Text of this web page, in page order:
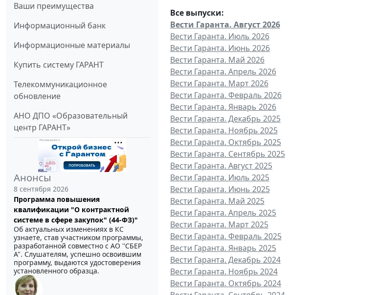
Ваши преимущества
Информационный банк
Информационные материалы
Купить систему ГАРАНТ
Телекоммуникационное
обновление
АНО ДПО «Образовательный
центр ГАРАНТ»
Анонсы
8 сентября 2026
Программа повышения
квалификации "О контрактной
системе в сфере закупок" (44-ФЗ)"
Об актуальных изменениях в КС
узнаете, став участником программы,
разработанной совместно с АО ''СБЕР
А". Слушателям, успешно освоившим
программу, выдаются удостоверения
установленного образца.
Все выпуски:
Вести Гаранта. Август 2026
Вести Гаранта. Июль 2026
Вести Гаранта. Июнь 2026
Вести Гаранта. Май 2026
Вести Гаранта. Апрель 2026
Вести Гаранта. Март 2026
Вести Гаранта. Февраль 2026
Вести Гаранта. Январь 2026
Вести Гаранта. Декабрь 2025
Вести Гаранта. Ноябрь 2025
Вести Гаранта. Октябрь 2025
Вести Гаранта. Сентябрь 2025
Вести Гаранта. Август 2025
Вести Гаранта. Июль 2025
Вести Гаранта. Июнь 2025
Вести Гаранта. Май 2025
Вести Гаранта. Апрель 2025
Вести Гаранта. Март 2025
Вести Гаранта. Февраль 2025
Вести Гаранта. Январь 2025
Вести Гаранта. Декабрь 2024
Вести Гаранта. Ноябрь 2024
Вести Гаранта. Октябрь 2024